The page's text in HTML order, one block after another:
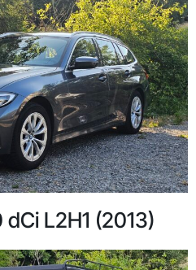
L2H1 (2013)